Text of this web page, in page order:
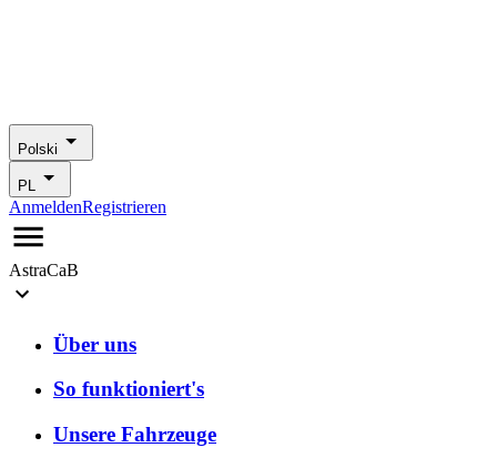
Polski
PL
AnmeldenRegistrieren
AstraCaB
Über uns
So funktioniert's
Unsere Fahrzeuge